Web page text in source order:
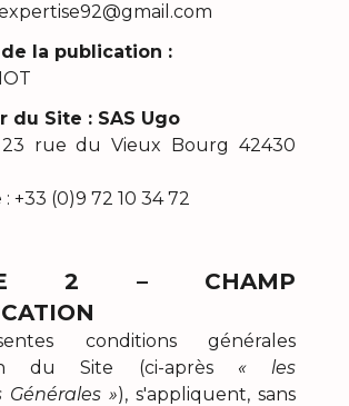
la publication :
du Site : SAS Ugo
rue du Vieux Bourg 42430
+33 (0)9 72 10 34 72
2 – CHAMP
conditions générales
du Site (ci-après « les
Générales »), s'appliquent, sans